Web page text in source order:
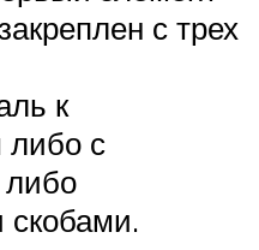
с трех
к
с
скобами.